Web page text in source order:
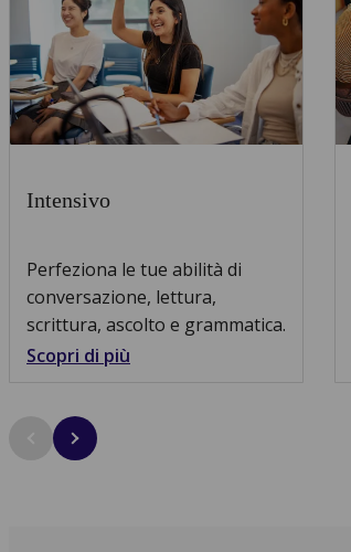
Intensivo
Perfeziona le tue abilità di
conversazione, lettura,
scrittura, ascolto e grammatica.
Scopri di più